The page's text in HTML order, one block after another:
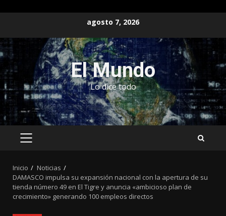
contenido
agosto 7, 2026
El Mundo
Lo dice todo
MENÚ
Inicio
Noticias
DAMASCO impulsa su expansión nacional con la apertura de su
tienda número 49 en El Tigre y anuncia «ambicioso plan de
crecimiento» generando 100 empleos directos